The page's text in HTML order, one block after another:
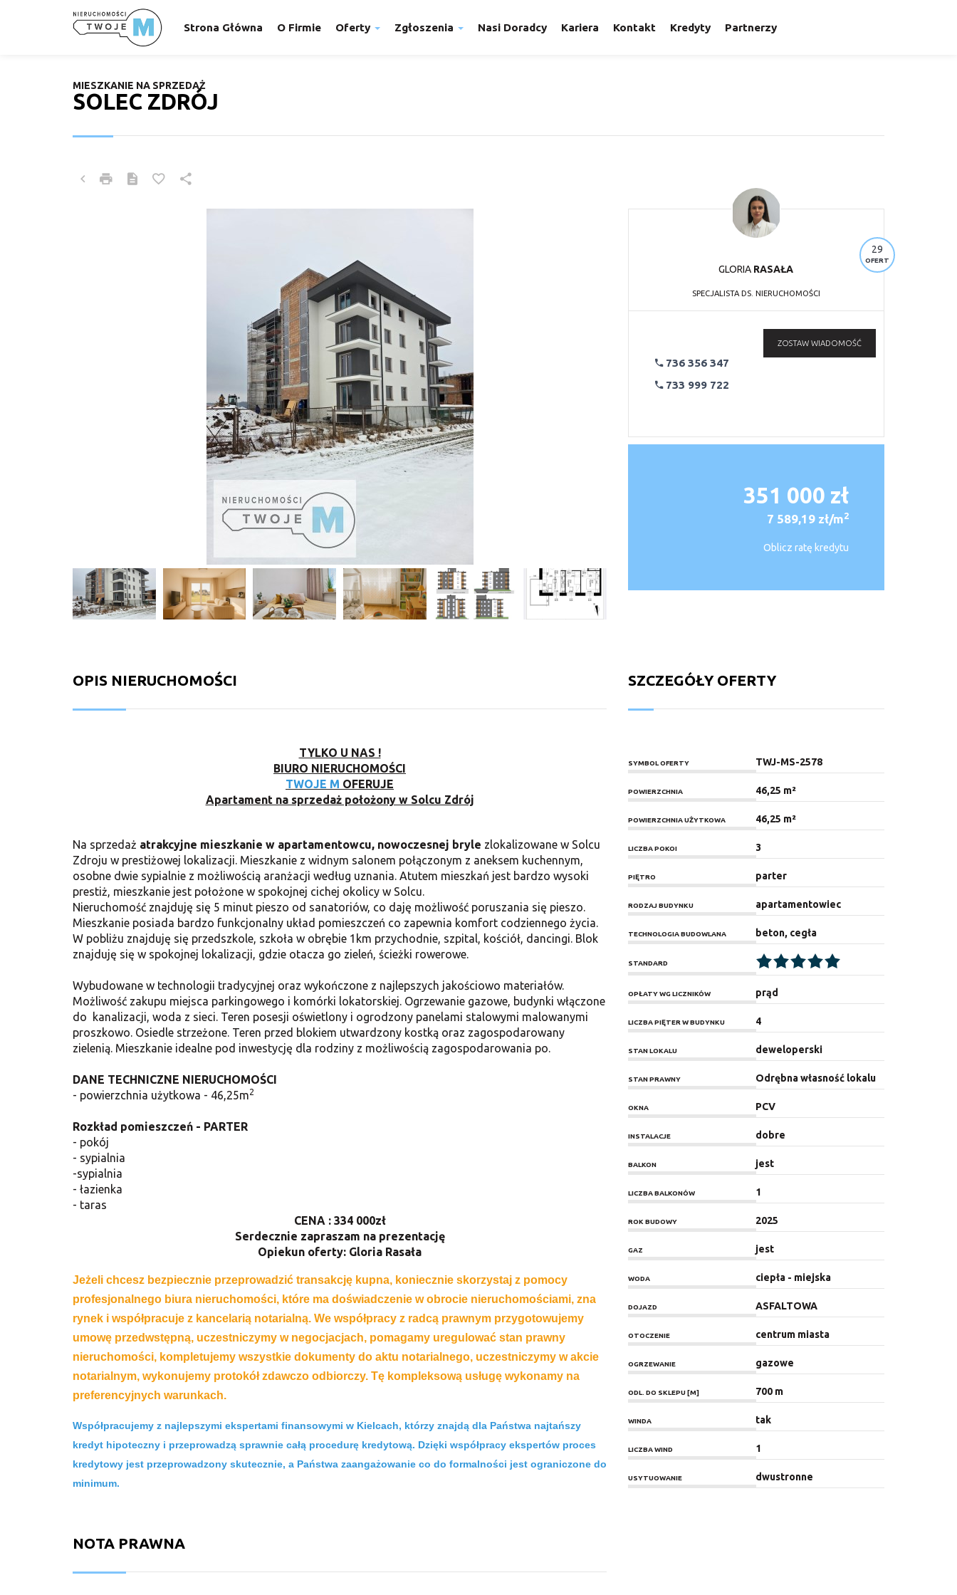
Strona Główna O Firmie Oferty Zgłoszenia Nasi Doradcy Kariera Kontakt Kredyty Partnerzy
SOLEC ZDRÓJ
MIESZKANIE NA SPRZEDAŻ
29
OFERT
GLORIA RASAŁA
SPECJALISTA DS. NIERUCHOMOŚCI
736 356 347
733 999 722
ZOSTAW WIADOMOŚĆ
351 000 zł
7 589,19 zł/m2
Oblicz ratę kredytu
OPIS NIERUCHOMOŚCI
TYLKO U NAS !
BIURO NIERUCHOMOŚCI
TWOJE M OFERUJE
Apartament na sprzedaż położony w Solcu Zdrój
Na sprzedaż atrakcyjne mieszkanie w apartamentowcu, nowoczesnej bryle zlokalizowane w Solcu
Zdroju w prestiżowej lokalizacji. Mieszkanie z widnym salonem połączonym z aneksem kuchennym,
osobne dwie sypialnie z możliwością aranżacji według uznania. Atutem mieszkań jest bardzo wysoki
prestiż, mieszkanie jest położone w spokojnej cichej okolicy w Solcu.
Nieruchomość znajduję się 5 minut pieszo od sanatoriów, co daję możliwość poruszania się pieszo.
Mieszkanie posiada bardzo funkcjonalny układ pomieszczeń co zapewnia komfort codziennego życia.
W pobliżu znajduję się przedszkole, szkoła w obrębie 1km przychodnie, szpital, kościół, dancingi. Blok
znajduję się w spokojnej lokalizacji, gdzie otacza go zieleń, ścieżki rowerowe.
Wybudowane w technologii tradycyjnej oraz wykończone z najlepszych jakościowo materiałów.
Możliwość zakupu miejsca parkingowego i komórki lokatorskiej. Ogrzewanie gazowe, budynki włączone
do kanalizacji, woda z sieci. Teren posesji oświetlony i ogrodzony panelami stalowymi malowanymi
proszkowo. Osiedle strzeżone. Teren przed blokiem utwardzony kostką oraz zagospodarowany
zielenią. Mieszkanie idealne pod inwestycję dla rodziny z możliwością zagospodarowania po.
DANE TECHNICZNE NIERUCHOMOŚCI
- powierzchnia użytkowa - 46,25m2
Rozkład pomieszczeń - PARTER
- pokój
- sypialnia
-sypialnia
- łazienka
- taras
CENA : 334 000zł
Serdecznie zapraszam na prezentację
Opiekun oferty: Gloria Rasała
Jeżeli chcesz bezpiecznie przeprowadzić transakcję kupna, koniecznie skorzystaj z pomocy
profesjonalnego biura nieruchomości, które ma doświadczenie w obrocie nieruchomościami, zna
rynek i współpracuje z kancelarią notarialną. We współpracy z radcą prawnym przygotowujemy
umowę przedwstępną, uczestniczymy w negocjacjach, pomagamy uregulować stan prawny
nieruchomości, kompletujemy wszystkie dokumenty do aktu notarialnego, uczestniczymy w akcie
notarialnym, wykonujemy protokół zdawczo odbiorczy. Tę kompleksową usługę wykonamy na
preferencyjnych warunkach.
Współpracujemy z najlepszymi ekspertami finansowymi w Kielcach, którzy znajdą dla Państwa najtańszy
kredyt hipoteczny i przeprowadzą sprawnie całą procedurę kredytową. Dzięki współpracy ekspertów proces
kredytowy jest przeprowadzony skutecznie, a Państwa zaangażowanie co do formalności jest ograniczone do
minimum.
NOTA PRAWNA
SZCZEGÓŁY OFERTY
SYMBOL OFERTY TWJ-MS-2578
POWIERZCHNIA 46,25 m²
POWIERZCHNIA UŻYTKOWA 46,25 m²
LICZBA POKOI 3
PIĘTRO parter
RODZAJ BUDYNKU apartamentowiec
TECHNOLOGIA BUDOWLANA beton, cegła
STANDARD
OPŁATY WG LICZNIKÓW prąd
LICZBA PIĘTER W BUDYNKU 4
STAN LOKALU deweloperski
STAN PRAWNY Odrębna własność lokalu
OKNA PCV
INSTALACJE dobre
BALKON jest
LICZBA BALKONÓW 1
ROK BUDOWY 2025
GAZ jest
WODA ciepła - miejska
DOJAZD ASFALTOWA
OTOCZENIE centrum miasta
OGRZEWANIE gazowe
ODL. DO SKLEPU [M] 700 m
WINDA tak
LICZBA WIND 1
USYTUOWANIE dwustronne